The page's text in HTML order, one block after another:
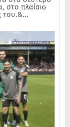
στο πλαίσιο
του.&...